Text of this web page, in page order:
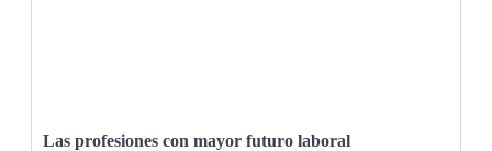
Las profesiones con mayor futuro laboral